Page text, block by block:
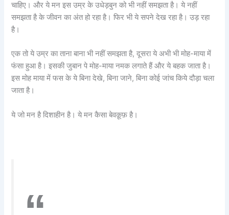
चाहिए। और ये मन इस उम्र के उधेड़बुन को भी नहीं समझता है। ये नहीं
समझता है के जीवन का अंत हो रहा है। फिर भी ये सपने देख रहा है। उड़ रहा
है।
एक तो ये उम्र का ताना बाना भी नहीं समझता है, दूसरा ये अभी भी मोह-माया में
फंसा हुआ है। इसकी जुबान पे मोह-माया नमक लगाते हैं और ये बहक जाता है।
इस मोह माया में फस के ये बिना देखे, बिना जाने, बिना कोई जांच किये दौड़ा चला
जाता है।
ये जो मन है दिशाहीन है। ये मन कैसा बेवक़ूफ़ है।